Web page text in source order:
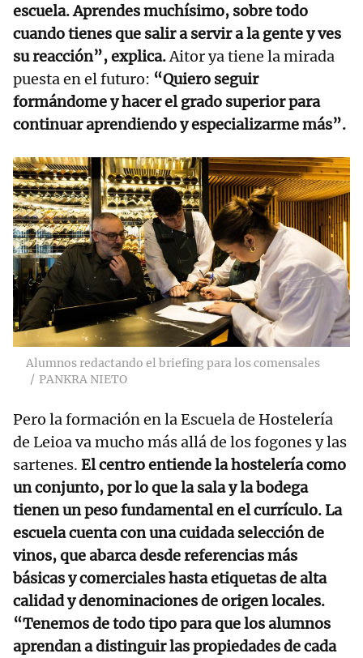
escuela. Aprendes muchísimo, sobre todo
cuando tienes que salir a servir a la gente y ves
su reacción”, explica.Aitor ya tiene la mirada
puesta en el futuro: “Quiero seguir
formándome y hacer el grado superior para
continuar aprendiendo y especializarme más”.
Alumnos redactando el briefing para los comensales
PANKRA NIETO
Pero la formación en la Escuela de Hostelería
de Leioa va mucho más allá de los fogones y las
sartenes. El centro entiende la hostelería como
un conjunto, por lo que la sala y la bodega
tienen un peso fundamental en el currículo.La
escuela cuenta con una cuidada selección de
vinos, que abarca desde referencias más
básicas y comerciales hasta etiquetas de alta
calidad y denominaciones de origen locales.
“Tenemos de todo tipo para que los alumnos
aprendan a distinguir las propiedades de cada